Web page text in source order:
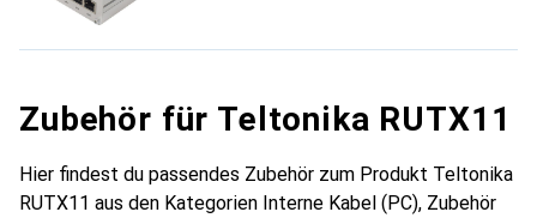
Zubehör für Teltonika RUTX11
Hier findest du passendes Zubehör zum Produkt Teltonika
RUTX11 aus den Kategorien Interne Kabel (PC), Zubehör